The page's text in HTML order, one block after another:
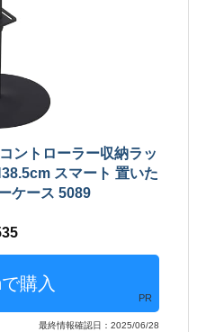
ントローラー収納ラッ
スマート 置いた
ケース 5089
PR
最終情報確認日：2025/06/28